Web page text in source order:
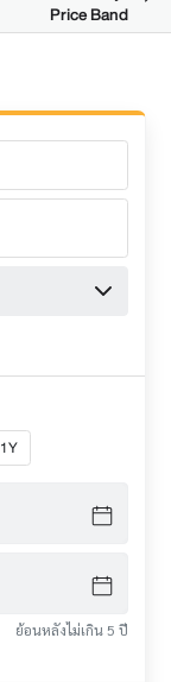
Price Band
1Y
ย้อนหลังไม่เกิน 5 ปี